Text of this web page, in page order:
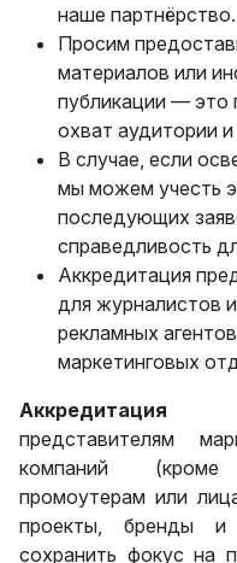
наше партнёрство.
Просим
материалов или
публикации — это
охват аудитории
В случае, если
мы можем учесть
последующих
справедливость
Аккредитация
для журналистов
рекламных
маркетинговых
Аккредитация
представителям
компаний (кроме
промоутерам или
проекты, бренды
сохранить фокус на